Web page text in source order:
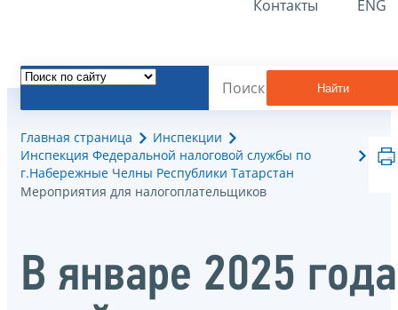
Контакты ENG
Найти
Главная страница
Инспекции
Инспекция Федеральной налоговой службы по
г.Набережные Челны Республики Татарстан
Мероприятия для налогоплательщиков
В январе 2025 года